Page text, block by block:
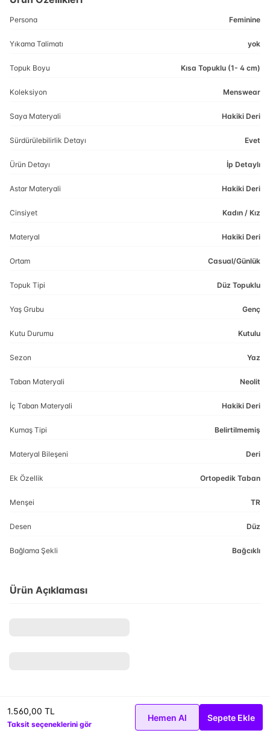
1.560,00 TL
Taksit seçeneklerini gör
Hemen Al Sepete Ekle
Persona Feminine
Yıkama Talimatı yok
Topuk Boyu Kısa Topuklu (1- 4 cm)
Koleksiyon Menswear
Saya Materyali Hakiki Deri
Sürdürülebilirlik Detayı Evet
Ürün Detayı İp Detaylı
Astar Materyali Hakiki Deri
Cinsiyet Kadın / Kız
Materyal Hakiki Deri
Ortam Casual/Günlük
Topuk Tipi Düz Topuklu
Yaş Grubu Genç
Kutu Durumu Kutulu
Sezon Yaz
Taban Materyali Neolit
İç Taban Materyali Hakiki Deri
Kumaş Tipi Belirtilmemiş
Materyal Bileşeni Deri
Ek Özellik Ortopedik Taban
Menşei TR
Desen Düz
Bağlama Şekli Bağcıklı
Ürün Açıklaması